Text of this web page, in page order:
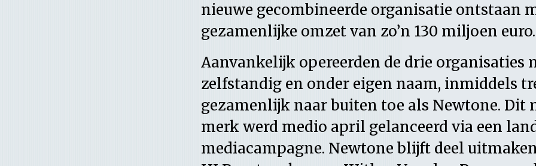
nieuwe gecombineerde organisatie ontstaan
gezamenlijke omzet van zo’n 130 miljoen euro.
Aanvankelijk opereerden de drie organisaties
zelfstandig en onder eigen naam, inmiddels
gezamenlijk naar buiten toe als Newtone. Dit
merk werd medio april gelanceerd via een
mediacampagne. Newtone blijft deel